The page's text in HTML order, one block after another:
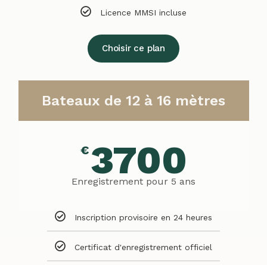
Licence MMSI incluse
Choisir ce plan
Bateaux de 12 à 16 mètres
€3700
Enregistrement pour 5 ans
Inscription provisoire en 24 heures
Certificat d'enregistrement officiel